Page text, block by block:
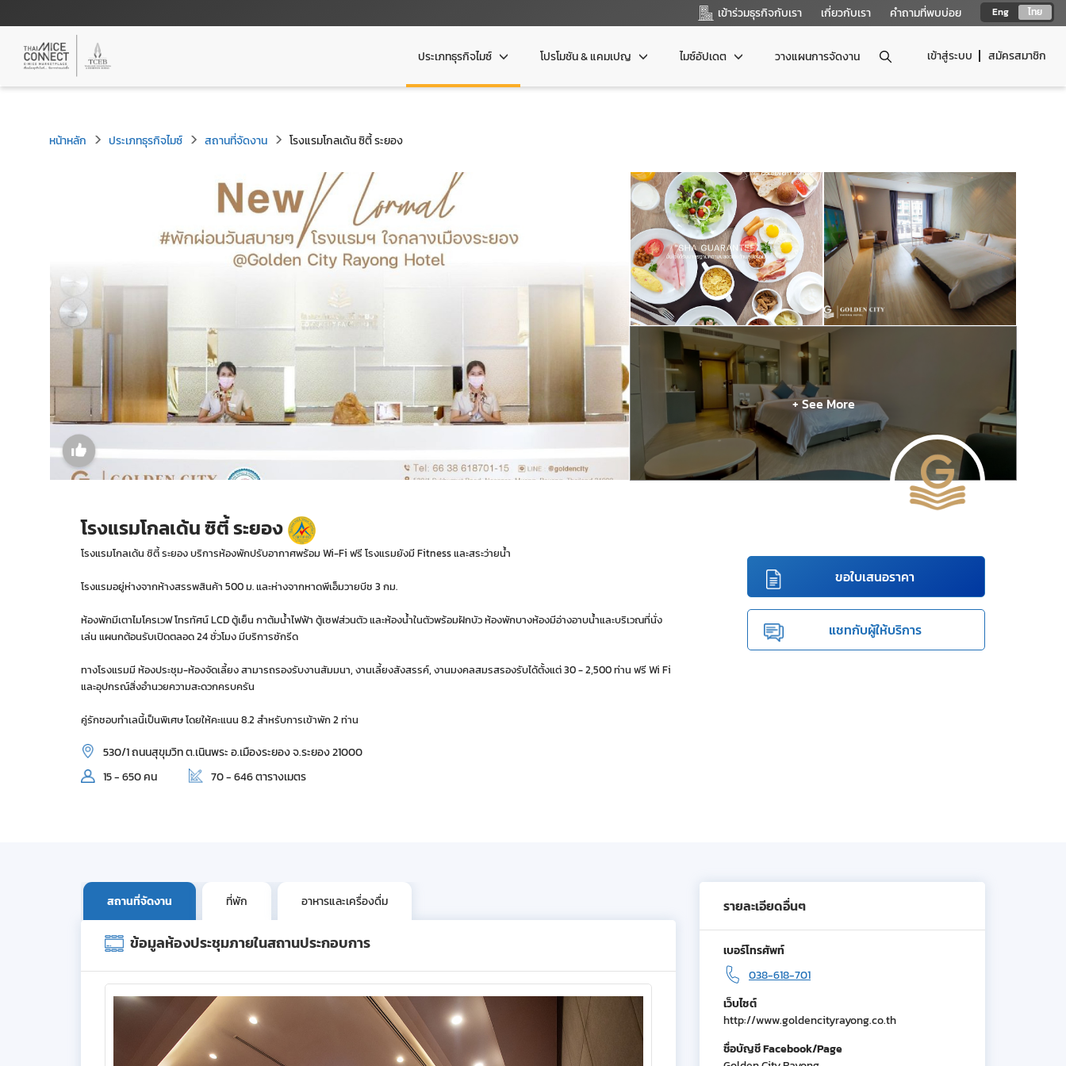
Eng ไทย
เข้าร่วมธุรกิจกับเรา เกี่ยวกับเรา คำถามที่พบบ่อย
เข้าสู่ระบบ สมัครสมาชิก
ประเภทธุรกิจไมซ์ โปรโมชัน & แคมเปญ ไมซ์อัปเดต วางแผนการจัดงาน
หน้าหลัก ประเภทธุรกิจไมซ์ สถานที่จัดงาน โรงแรมโกลเด้น ซิตี้ ระยอง
+ See More
โรงแรมโกลเด้น ซิตี้ ระยอง
โรงแรมโกลเด้น ซิตี้ ระยอง บริการห้องพักปรับอากาศพร้อม Wi-Fi ฟรี โรงแรมยังมี Fitness และสระว่ายน้ำ
โรงแรมอยู่ห่างจากห้างสรรพสินค้า 500 ม. และห่างจากหาดพีเอ็มวายบีช 3 กม.
ห้องพักมีเตาไมโครเวฟ โทรทัศน์ LCD ตู้เย็น กาต้มน้ำไฟฟ้า ตู้เซฟส่วนตัว และห้องน้ำในตัวพร้อมฝักบัว ห้องพักบางห้องมีอ่างอาบน้ำและบริเวณที่นั่ง
เล่น แผนกต้อนรับเปิดตลอด 24 ชั่วโมง มีบริการซักรีด
ทางโรงแรมมี ห้องประชุม-ห้องจัดเลี้ยง สามารถรองรับงานสัมมนา, งานเลี้ยงสังสรรค์, งานมงคลสมรสรองรับได้ตั้งแต่ 30 - 2,500 ท่าน ฟรี Wi Fi
และอุปกรณ์สิ่งอำนวยความสะดวกครบครัน
คู่รักชอบทำเลนี้เป็นพิเศษ โดยให้คะแนน 8.2 สำหรับการเข้าพัก 2 ท่าน
530/1 ถนนสุขุมวิท ต.เนินพระ อ.เมืองระยอง จ.ระยอง 21000
15 - 650 คน
70 - 646 ตารางเมตร
ขอใบเสนอราคา
แชทกับผู้ให้บริการ
สถานที่จัดงาน ที่พัก อาหารและเครื่องดื่ม
ข้อมูลห้องประชุมภายในสถานประกอบการ
รายละเอียดอื่นๆ
เบอร์โทรศัพท์
038-618-701
เว็บไซต์
http://www.goldencityrayong.co.th
ชื่อบัญชี Facebook/Page